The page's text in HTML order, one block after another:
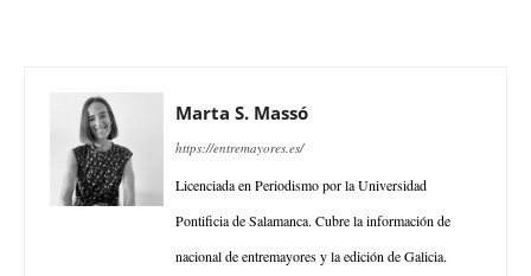
Marta S. Massó
https://entremayores.es/
Licenciada en Periodismo por la Universidad
Pontificia de Salamanca. Cubre la información de
nacional de entremayores y la edición de Galicia.